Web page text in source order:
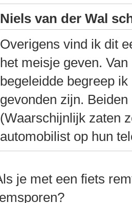
Niels van der Wal
Overigens vind ik dit
het meisje geven.
begeleidde begreep
gevonden zijn.
(Waarschijnlijk zaten
automobilist op hun
je met een fiets